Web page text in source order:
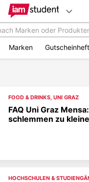
Marken Gutscheinheft
FOOD & DRINKS, UNI GRAZ
FAQ Uni Graz
schlemmen zu
HOCHSCHULEN &